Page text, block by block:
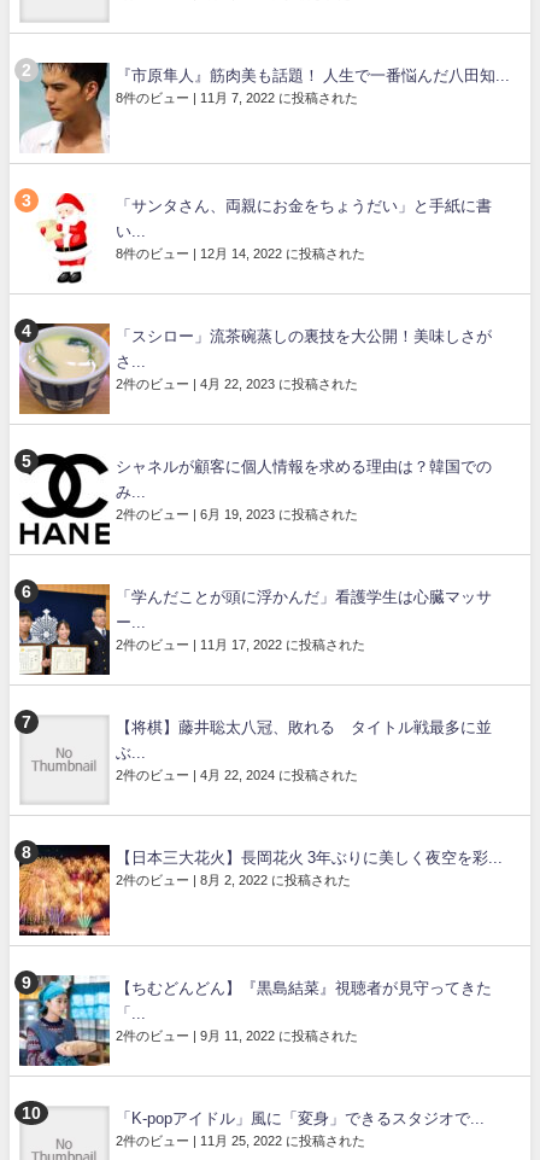
『市原隼人』筋肉美も話題！ 人生で一番悩んだ八田知...
8件のビュー | 11月 7, 2022 に投稿された
「サンタさん、両親にお金をちょうだい」と手紙に書
い...
8件のビュー | 12月 14, 2022 に投稿された
「スシロー」流茶碗蒸しの裏技を大公開！美味しさが
さ...
2件のビュー | 4月 22, 2023 に投稿された
シャネルが顧客に個人情報を求める理由は？韓国での
み...
2件のビュー | 6月 19, 2023 に投稿された
「学んだことが頭に浮かんだ」看護学生は心臓マッサ
ー...
2件のビュー | 11月 17, 2022 に投稿された
【将棋】藤井聡太八冠、敗れる タイトル戦最多に並
ぶ...
2件のビュー | 4月 22, 2024 に投稿された
【日本三大花火】長岡花火 3年ぶりに美しく夜空を彩...
2件のビュー | 8月 2, 2022 に投稿された
【ちむどんどん】『黒島結菜』視聴者が見守ってきた
「...
2件のビュー | 9月 11, 2022 に投稿された
「K-popアイドル」風に「変身」できるスタジオで...
2件のビュー | 11月 25, 2022 に投稿された